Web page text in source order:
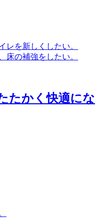
レを新しくしたい。
床の補強をしたい。
たかく快適にな